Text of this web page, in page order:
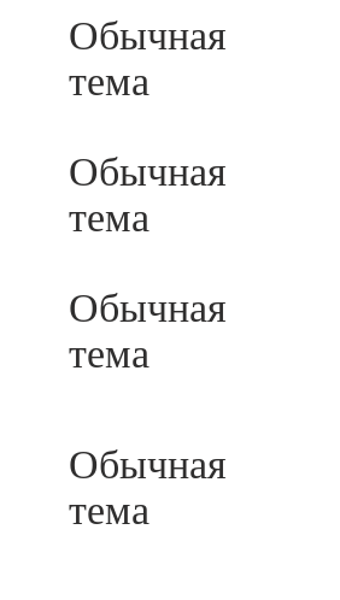
Обычная
тема
Обычная
тема
Обычная
тема
Обычная
тема